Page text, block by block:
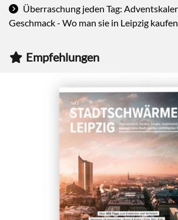
Überraschung jeden Tag:
Geschmack - Wo man sie in Leipzig
Empfehlungen